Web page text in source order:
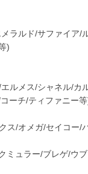
ラルド/サファイア/
)
ルメス/シャネル/カ
ーチ/ティファニー
ス/オメガ/セイコー/
ミュラー/ブレゲ/ウ